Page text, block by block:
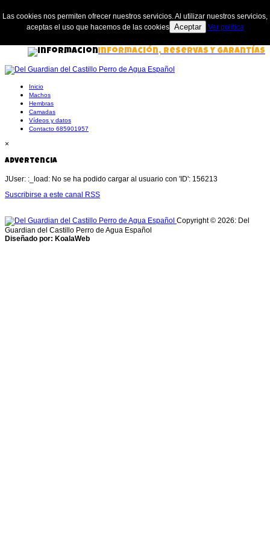
Información, Reservas y Garantías
Inicio
Machos
Hembras
Camadas
Vídeos y datos
Contacto 685901957
×
Advertencia
JUser: :_load: No se ha podido cargar al usuario con 'ID': 156213
Suscribirse a este canal RSS
Copyright © 2026: Del
Guardian del Castillo Perro de Agua Español
Diseñado por: KoalaWeb
Las cookies nos permiten ofrecer nuestros servicios. Al utilizar nuestros servicios,
aceptas el uso que hacemos de las cookies
Aceptar Ver política